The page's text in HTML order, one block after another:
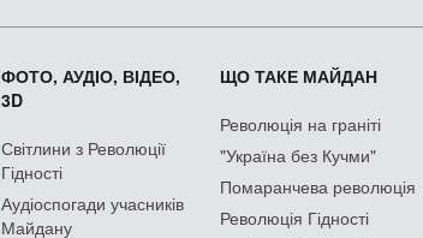
ФОТО, АУДІО, ВІДЕО,
3D
Світлини з Революції
Гідності
Аудіоспогади учасників
Майдану
ЩО ТАКЕ МАЙДАН
Революція на граніті
"Україна без Кучми"
Помаранчева революція
Революція Гідності